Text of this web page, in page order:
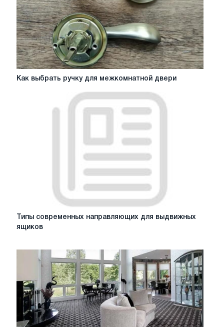
Как
выбрать
Как выбрать ручку для межкомнатной двери
Типы
современных
ящиков
Типы современных направляющих для выдвижных
ящиков